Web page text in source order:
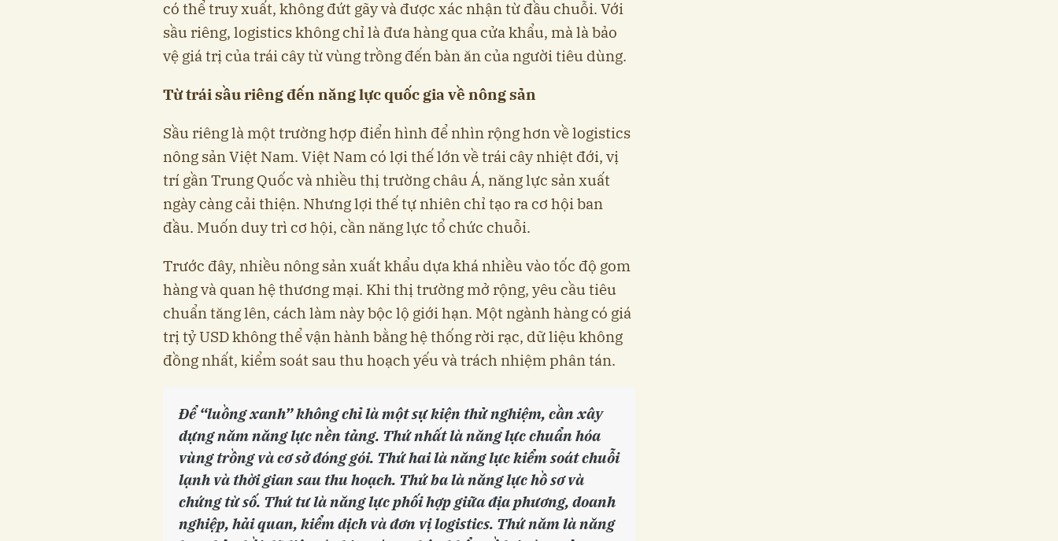
có thể truy xuất, không đứt gãy và được xác nhận từ đầu chuỗi. Với
sầu riêng, logistics không chỉ là đưa hàng qua cửa khẩu, mà là bảo
vệ giá trị của trái cây từ vùng trồng đến bàn ăn của người tiêu dùng.
Từ trái sầu riêng đến năng lực quốc gia về nông sản
Sầu riêng là một trường hợp điển hình để nhìn rộng hơn về logistics
nông sản Việt Nam. Việt Nam có lợi thế lớn về trái cây nhiệt đới, vị
trí gần Trung Quốc và nhiều thị trường châu Á, năng lực sản xuất
ngày càng cải thiện. Nhưng lợi thế tự nhiên chỉ tạo ra cơ hội ban
đầu. Muốn duy trì cơ hội, cần năng lực tổ chức chuỗi.
Trước đây, nhiều nông sản xuất khẩu dựa khá nhiều vào tốc độ gom
hàng và quan hệ thương mại. Khi thị trường mở rộng, yêu cầu tiêu
chuẩn tăng lên, cách làm này bộc lộ giới hạn. Một ngành hàng có giá
trị tỷ USD không thể vận hành bằng hệ thống rời rạc, dữ liệu không
đồng nhất, kiểm soát sau thu hoạch yếu và trách nhiệm phân tán.
Để “luồng xanh” không chỉ là một sự kiện thử nghiệm, cần xây
dựng năm năng lực nền tảng. Thứ nhất là năng lực chuẩn hóa
vùng trồng và cơ sở đóng gói. Thứ hai là năng lực kiểm soát chuỗi
lạnh và thời gian sau thu hoạch. Thứ ba là năng lực hồ sơ và
chứng từ số. Thứ tư là năng lực phối hợp giữa địa phương, doanh
nghiệp, hải quan, kiểm dịch và đơn vị logistics. Thứ năm là năng